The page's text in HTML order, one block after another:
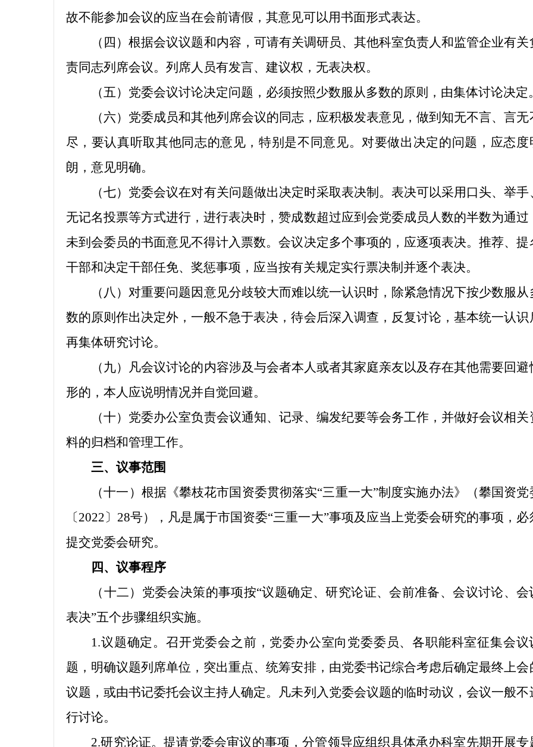
故不能参加会议的应当在会前请假，其意见可以用书面形式表达。
（四）根据会议议题和内容，可请有关调研员、其他科室负责人和监管企业有关
责同志列席会议。列席人员有发言、建议权，无表决权。
（五）党委会议讨论决定问题，必须按照少数服从多数的原则，由集体讨论决定
（六）党委成员和其他列席会议的同志，应积极发表意见，做到知无不言、言无
尽，要认真听取其他同志的意见，特别是不同意见。对要做出决定的问题，应态度
朗，意见明确。
（七）党委会议在对有关问题做出决定时采取表决制。表决可以采用口头、举手
无记名投票等方式进行，进行表决时，赞成数超过应到会党委成员人数的半数为通过
未到会委员的书面意见不得计入票数。会议决定多个事项的，应逐项表决。推荐、提
干部和决定干部任免、奖惩事项，应当按有关规定实行票决制并逐个表决。
（八）对重要问题因意见分歧较大而难以统一认识时，除紧急情况下按少数服从
数的原则作出决定外，一般不急于表决，待会后深入调查，反复讨论，基本统一认识
再集体研究讨论。
（九）凡会议讨论的内容涉及与会者本人或者其家庭亲友以及存在其他需要回避
形的，本人应说明情况并自觉回避。
（十）党委办公室负责会议通知、记录、编发纪要等会务工作，并做好会议相关
料的归档和管理工作。
三、议事范围
（十一）根据《攀枝花市国资委贯彻落实“三重一大”制度实施办法》（攀国资党
〔2022〕28号），凡是属于市国资委“三重一大”事项及应当上党委会研究的事项，必
提交党委会研究。
四、议事程序
（十二）党委会决策的事项按“议题确定、研究论证、会前准备、会议讨论、会
表决”五个步骤组织实施。
1.议题确定。召开党委会之前，党委办公室向党委委员、各职能科室征集会议
题，明确议题列席单位，突出重点、统筹安排，由党委书记综合考虑后确定最终上会
议题 ，或由书记委托会议主持人确定。凡未列入党委会议题的临时动议，会议一般不
行讨论。
2.研究论证。提请党委会审议的事项，分管领导应组织具体承办科室先期开展专